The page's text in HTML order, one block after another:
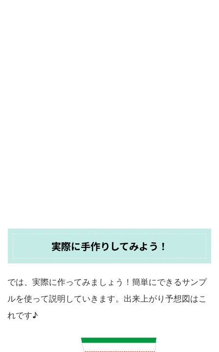
実際に手作りしてみよう！
では、実際に作ってみましょう！簡単にできるサンプ
ルを使って説明していきます。出来上がり予想図はこ
れです♪